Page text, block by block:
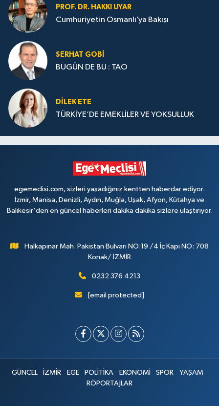
PROF. DR. HAKKI UYAR
Cumhuriyetin Osmanlı’ya Bakışı
SERHAT GOBİ
BUGÜN DE BU : TAO
DILEK ETE
TÜRKİYE’DE EMEKLİLER VE YOKSULLUK
egemeclisi.com, sizleri yaşadığınız kentten haberdar ediyor.
İzmir, Manisa, Denizli, Aydın, Muğla, Uşak, Afyon, Kütahya ve
Balıkesir'den en güncel haberleri dakika dakika sizlere ulaştırıyor.
Halkapınar Mah. Pakistan Bulvarı NO:19 /4 İç Kapı NO: 708
Konak/ İZMİR
0232 376 4213
[email protected]
GÜNCEL İZMİR EGE POLİTİKA EKONOMİ SPOR
YAŞAM
RÖPORTAJLAR